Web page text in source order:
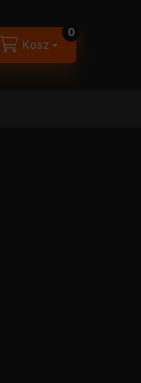
Kosz
0